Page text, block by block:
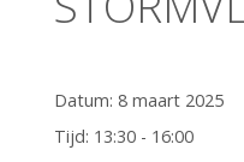
Datum: 8 maart 2025
Tijd: 13:30 - 16:00